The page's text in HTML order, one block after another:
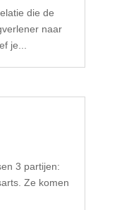
die de
naar
je...
3 partijen:
Ze komen